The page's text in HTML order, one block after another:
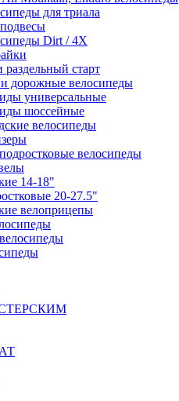
для триала
Dirt / 4X
раздельный старт
и дорожные велосипеды
универсальные
шоссейные
велосипеды
велосипеды
14-18"
20-27.5"
велоприцепы